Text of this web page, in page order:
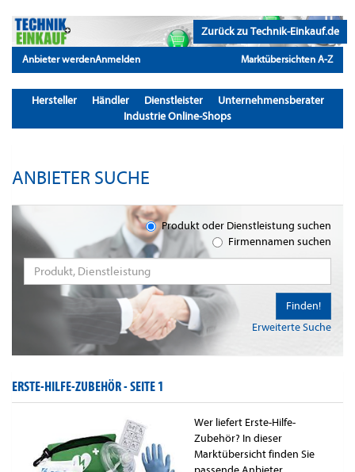
Zurück zu Technik-Einkauf.de
Anbieter werdenAnmelden Marktübersichten A-Z
Hersteller Händler Dienstleister
Unternehmensberater
Industrie Online-Shops
ANBIETER SUCHE
Produkt oder Dienstleistung suchen
Firmennamen suchen
Erweiterte Suche
Finden!
ERSTE-HILFE-ZUBEHÖR -SEITE 1
Wer liefert Erste-Hilfe-
Zubehör? In dieser
Marktübersicht finden Sie